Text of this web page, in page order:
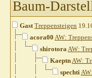
Baum-
Gast Treppensteigen
acora00 AW:
shirotoraAW:
KaeptnAW:
spechti